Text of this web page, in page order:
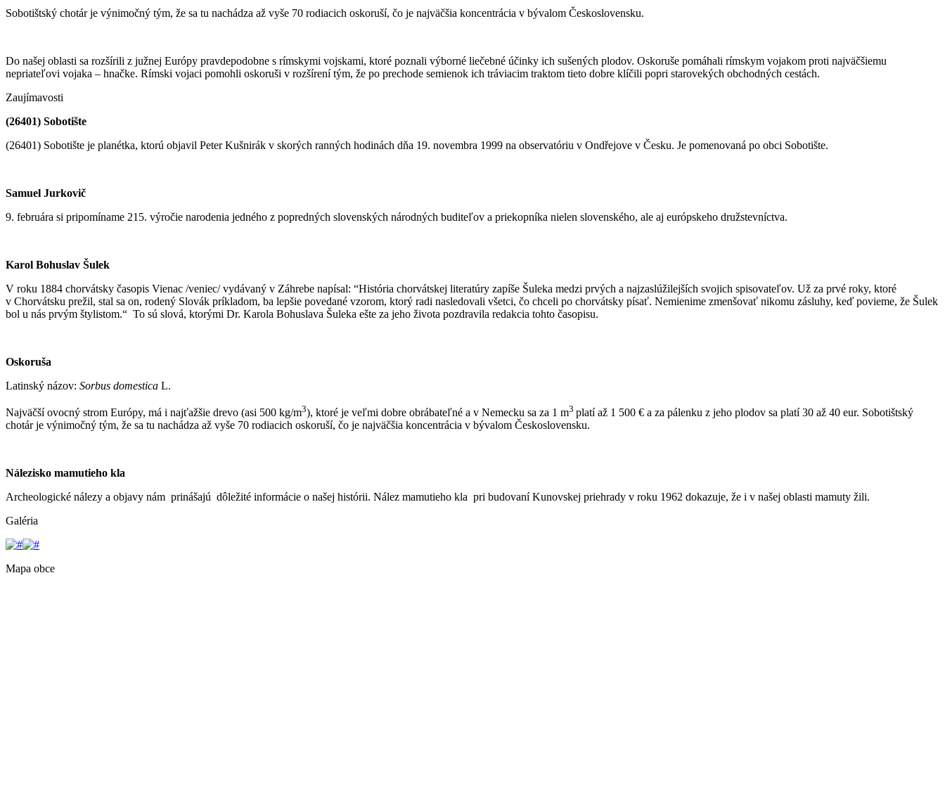
Sobotištský chotár je výnimočný tým, že sa tu nachádza až vyše 70 rodiacich oskoruší, čo je najväčšia koncentrácia v bývalom Československu.
Do našej oblasti sa rozšírili z južnej Európy pravdepodobne s rímskymi vojskami, ktoré poznali výborné liečebné účinky ich sušených plodov. Oskoruše pomáhali rímskym vojakom proti najväčšiemu
nepriateľovi vojaka – hnačke. Rímski vojaci pomohli oskoruši v rozšírení tým, že po prechode semienok ich tráviacim traktom tieto dobre klíčili popri starovekých obchodných cestách.
Zaujímavosti
(26401) Sobotište
(26401) Sobotište je planétka, ktorú objavil Peter Kušnirák v skorých ranných hodinách dňa 19. novembra 1999 na observatóriu v Ondřejove v Česku. Je pomenovaná po obci Sobotište.
Samuel Jurkovič
9. februára si pripomíname 215. výročie narodenia jedného z popredných slovenských národných buditeľov a priekopníka nielen slovenského, ale aj európskeho družstevníctva.
Karol Bohuslav Šulek
V roku 1884 chorvátsky časopis Vienac /veniec/ vydávaný v Záhrebe napísal: “História chorvátskej literatúry zapíše Šuleka medzi prvých a najzaslúžilejších svojich spisovateľov. Už za prvé roky, ktoré
v Chorvátsku prežil, stal sa on, rodený Slovák príkladom, ba lepšie povedané vzorom, ktorý radi nasledovali všetci, čo chceli po chorvátsky písať. Nemienime zmenšovať nikomu zásluhy, keď povieme, že Šulek
bol u nás prvým štylistom.“ To sú slová, ktorými Dr. Karola Bohuslava Šuleka ešte za jeho života pozdravila redakcia tohto časopisu.
Oskoruša
Latinský názov: Sorbus domestica L.
Najväčší ovocný strom Európy, má i najťažšie drevo (asi 500 kg/m3), ktoré je veľmi dobre obrábateľné a v Nemecku sa za 1 m3 platí až 1 500 € a za pálenku z jeho plodov sa platí 30 až 40 eur. Sobotištský
chotár je výnimočný tým, že sa tu nachádza až vyše 70 rodiacich oskoruší, čo je najväčšia koncentrácia v bývalom Československu.
Nálezisko mamutieho kla
Archeologické nálezy a objavy nám prinášajú dôležité informácie o našej histórii. Nález mamutieho kla pri budovaní Kunovskej priehrady v roku 1962 dokazuje, že i v našej oblasti mamuty žili.
Galéria
Mapa obce